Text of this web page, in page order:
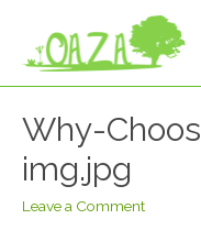
Why-
img.jpg
Leave a Comment